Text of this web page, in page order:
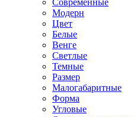
Современные
Модерн
Цвет
Белые
Венге
Светлые
Темные
Размер
Малогабаритные
Форма
Угловые